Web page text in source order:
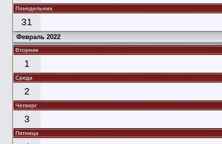
Понедельник
31
Февраль 2022
Вторник
1
Среда
2
Четверг
3
Пятница